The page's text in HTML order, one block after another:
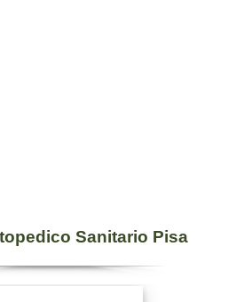
Sanitario Pisa